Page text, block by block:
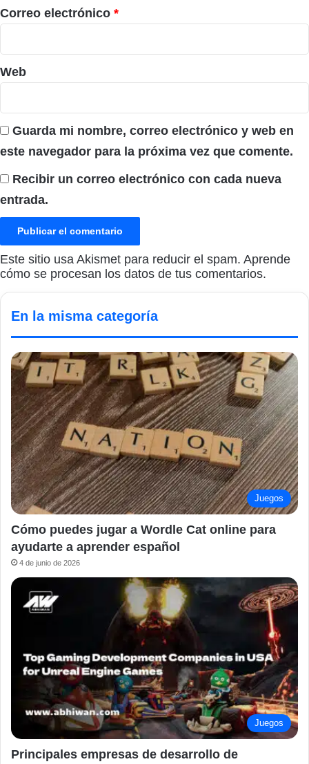
*
Correo electrónico *
Web
Guarda mi nombre, correo electrónico y web en
este navegador para la próxima vez que comente.
Recibir un correo electrónico con cada nueva
entrada.
Este sitio usa Akismet para reducir el spam. Aprende
cómo se procesan los datos de tus comentarios.
En la misma categoría
Juegos
Cómo puedes jugar a Wordle Cat online para
ayudarte a aprender español
4 de junio de 2026
Juegos
Principales empresas de desarrollo de